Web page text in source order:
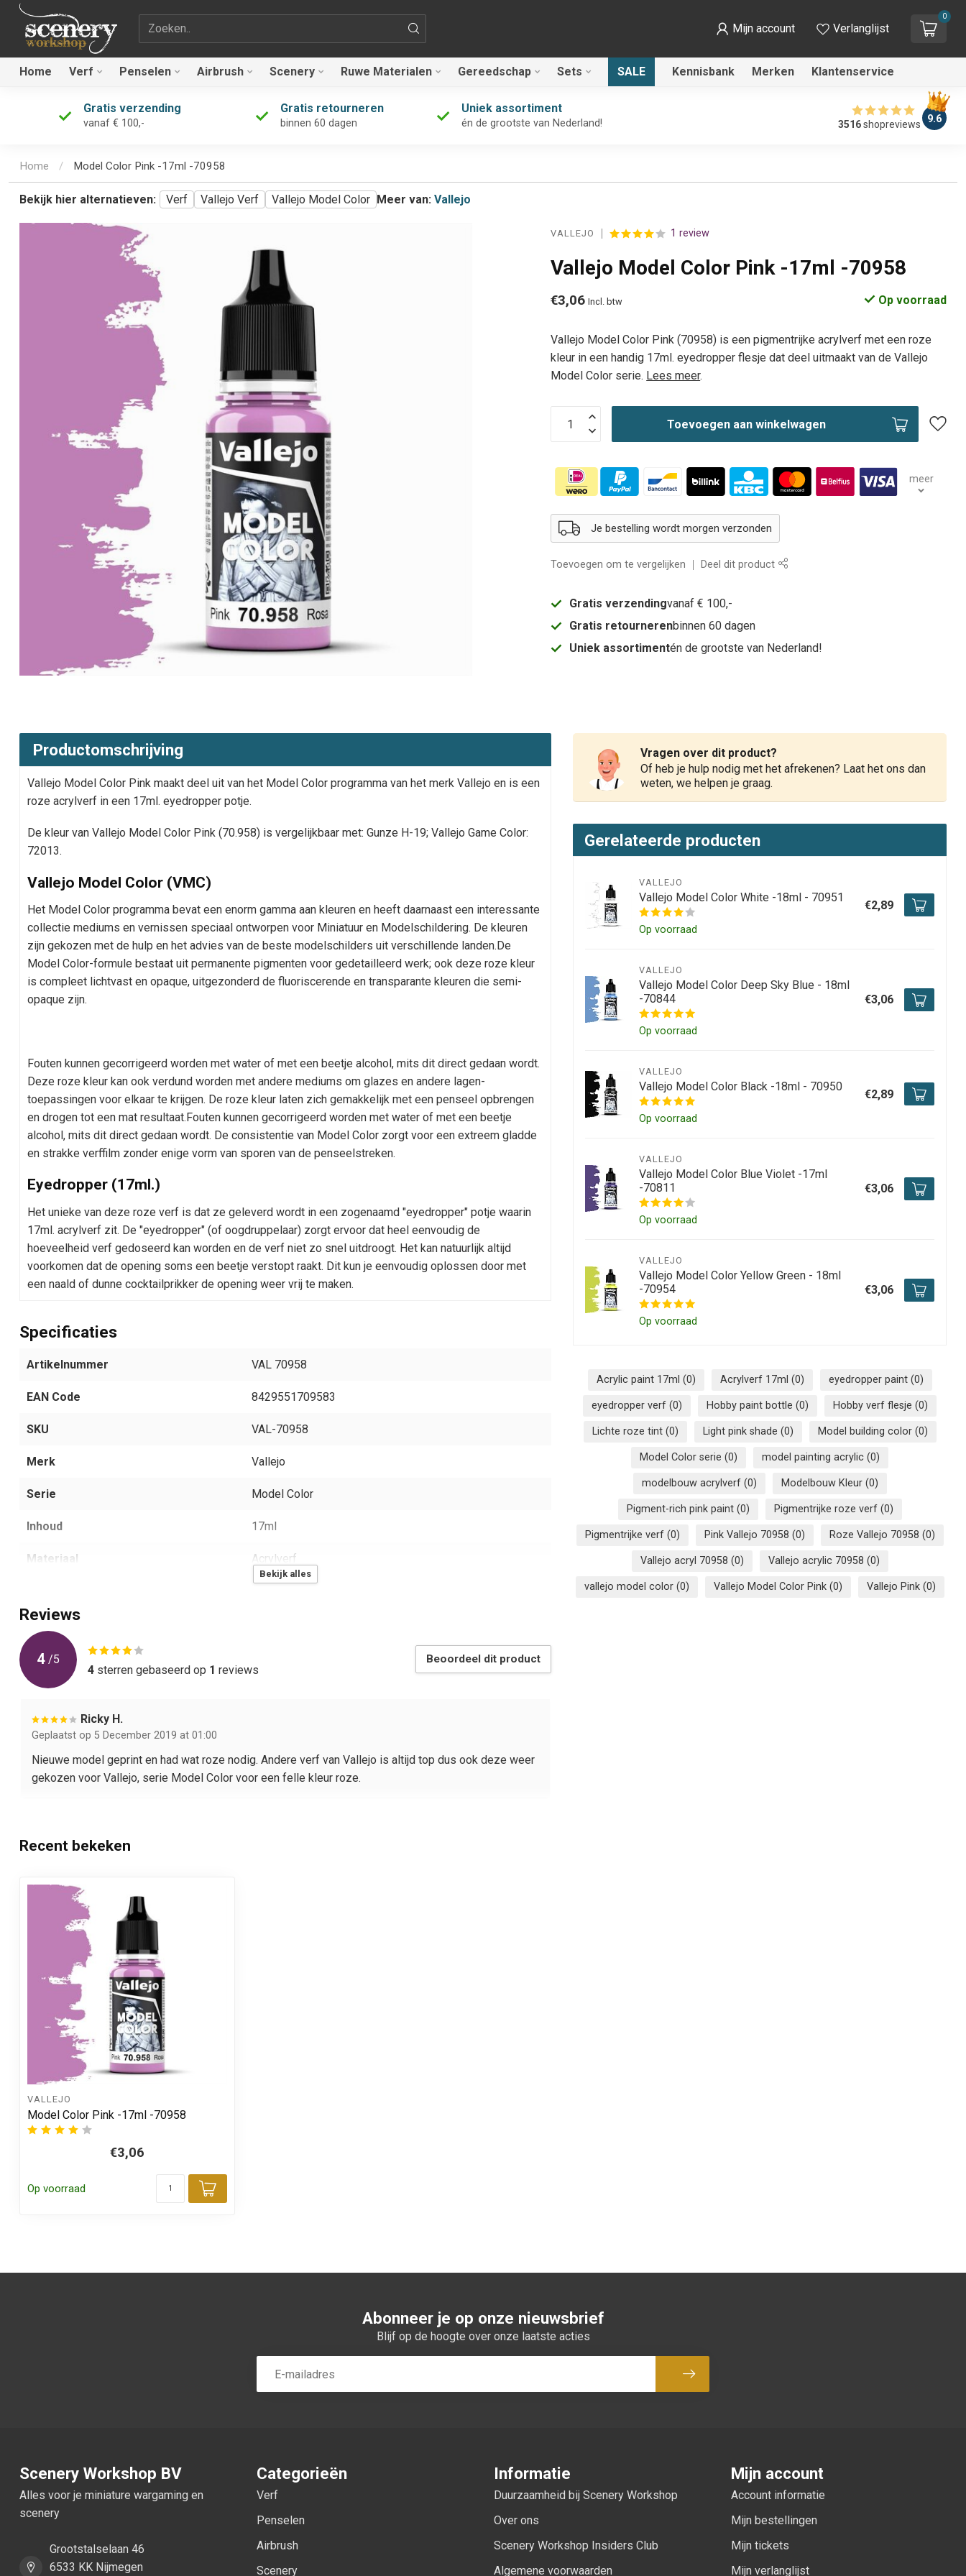
Zoekterm Mijn account Verlanglijst
0
Home Verf Penselen Airbrush Scenery Ruwe Materialen Gereedschap Sets SALE Kennisbank Merken Klantenservice
Gratis verzending
vanaf € 100,-
Gratis retourneren
binnen 60 dagen
Uniek assortiment
én de grootste van Nederland! 3516shopreviews 9.6
Home / Model Color Pink -17ml -70958
Bekijk hier alternatieven: Verf Vallejo Verf Vallejo Model Color Meer van: Vallejo
VALLEJO 1 review
Vallejo Model Color Pink -17ml -70958
€3,06 Incl. btw Op voorraad
Vallejo Model Color Pink (70958) is een pigmentrijke acrylverf met een roze
kleur in een handig 17ml. eyedropper flesje dat deel uitmaakt van de Vallejo
Model Color serie. Lees meer.
Toevoegen aan winkelwagen
meer
Je bestelling wordt morgen verzonden
Toevoegen om te vergelijken Deel dit product
Gratis verzendingvanaf € 100,-
Gratis retournerenbinnen 60 dagen
Uniek assortimentén de grootste van Nederland!
Productomschrijving
Vallejo Model Color Pink maakt deel uit van het Model Color programma van het merk Vallejo en is een
roze acrylverf in een 17ml. eyedropper potje.
De kleur van Vallejo Model Color Pink (70.958) is vergelijkbaar met: Gunze H-19; Vallejo Game Color:
72013.
Vallejo Model Color (VMC)
Het Model Color programma bevat een enorm gamma aan kleuren en heeft daarnaast een interessante
collectie mediums en vernissen speciaal ontworpen voor Miniatuur en Modelschildering. De kleuren
zijn gekozen met de hulp en het advies van de beste modelschilders uit verschillende landen.De
Model Color-formule bestaat uit permanente pigmenten voor gedetailleerd werk; ook deze roze kleur
is compleet lichtvast en opaque, uitgezonderd de fluoriscerende en transparante kleuren die semi-
opaque zijn.
Fouten kunnen gecorrigeerd worden met water of met een beetje alcohol, mits dit direct gedaan wordt.
Deze roze kleur kan ook verdund worden met andere mediums om glazes en andere lagen-
toepassingen voor elkaar te krijgen. De roze kleur laten zich gemakkelijk met een penseel opbrengen
en drogen tot een mat resultaat.Fouten kunnen gecorrigeerd worden met water of met een beetje
alcohol, mits dit direct gedaan wordt. De consistentie van Model Color zorgt voor een extreem gladde
en strakke verffilm zonder enige vorm van sporen van de penseelstreken.
Eyedropper (17ml.)
Het unieke van deze roze verf is dat ze geleverd wordt in een zogenaamd "eyedropper" potje waarin
17ml. acrylverf zit. De "eyedropper" (of oogdruppelaar) zorgt ervoor dat heel eenvoudig de
hoeveelheid verf gedoseerd kan worden en de verf niet zo snel uitdroogt. Het kan natuurlijk altijd
voorkomen dat de opening soms een beetje verstopt raakt. Dit kun je eenvoudig oplossen door met
een naald of dunne cocktailprikker de opening weer vrij te maken.
Specificaties
Artikelnummer VAL 70958
EAN Code 8429551709583
SKU VAL-70958
Merk Vallejo
Serie Model Color
Inhoud 17ml
Materiaal Acrylverf
Bekijk alles
Reviews
4 /5
4 sterren gebaseerd op 1 reviews
Beoordeel dit product
Ricky H.
Geplaatst op 5 December 2019 at 01:00
Nieuwe model geprint en had wat roze nodig. Andere verf van Vallejo is altijd top dus ook deze weer
gekozen voor Vallejo, serie Model Color voor een felle kleur roze.
Vragen over dit product?
Of heb je hulp nodig met het afrekenen? Laat het ons dan
weten, we helpen je graag.
Gerelateerde producten
VALLEJO
Vallejo Model Color White -18ml - 70951
Op voorraad
€2,89
VALLEJO
Vallejo Model Color Deep Sky Blue - 18ml
-70844
Op voorraad
€3,06
VALLEJO
Vallejo Model Color Black -18ml - 70950
Op voorraad
€2,89
VALLEJO
Vallejo Model Color Blue Violet -17ml
-70811
Op voorraad
€3,06
VALLEJO
Vallejo Model Color Yellow Green - 18ml
-70954
Op voorraad
€3,06
Acrylic paint 17ml (0) Acrylverf 17ml (0) eyedropper paint (0)
eyedropper verf (0) Hobby paint bottle (0) Hobby verf flesje (0)
Lichte roze tint (0) Light pink shade (0) Model building color (0)
Model Color serie (0) model painting acrylic (0)
modelbouw acrylverf (0) Modelbouw Kleur (0)
Pigment-rich pink paint (0) Pigmentrijke roze verf (0)
Pigmentrijke verf (0) Pink Vallejo 70958 (0) Roze Vallejo 70958 (0)
Vallejo acryl 70958 (0) Vallejo acrylic 70958 (0)
vallejo model color (0) Vallejo Model Color Pink (0) Vallejo Pink (0)
Recent bekeken
VALLEJO
Model Color Pink -17ml -70958
€3,06
Op voorraad
Toevoegen aan winkelwagen
Abonneer je op onze nieuwsbrief
Blijf op de hoogte over onze laatste acties
Abonneer
Scenery Workshop BV
Alles voor je miniature wargaming en
scenery
Grootstalselaan 46
6533 KK Nijmegen
Categorieën
Verf
Penselen
Airbrush
Scenery
Informatie
Duurzaamheid bij Scenery Workshop
Over ons
Scenery Workshop Insiders Club
Algemene voorwaarden
Mijn account
Account informatie
Mijn bestellingen
Mijn tickets
Mijn verlanglijst